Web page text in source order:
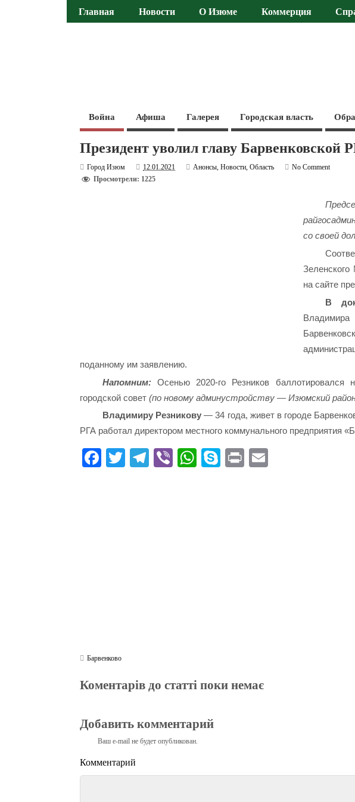
Главная Новости О Изюме Коммерция
Война Афиша Галерея Городская власть
Президент уволил главу Барвенковской
Город Изюм 12.01.2021 Анонсы,Новости,Область
No Comment
Просмотрели: 1225
со своей
на сайте
В
Владимира
поданному им заявлению.
Напомним:
Осенью 2020-го Резников баллотировался
городской совет(по новому админустройству — Изюмский
Владимиру Резникову — 34 года, живет в городе
РГА работал директором местного коммунального предприятия
Fa T
Te Vi
W
S
Pr
Барвенково
Коментарів до статті поки немає
Добавить комментарий
Ваш e-mail не будет опубликован.
Комментарий